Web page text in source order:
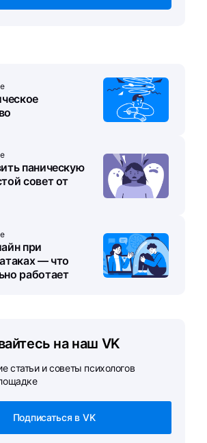
паническую
совет от
при
— что
работает
на наш VK
статьи и советы психологов
Подписаться в VK